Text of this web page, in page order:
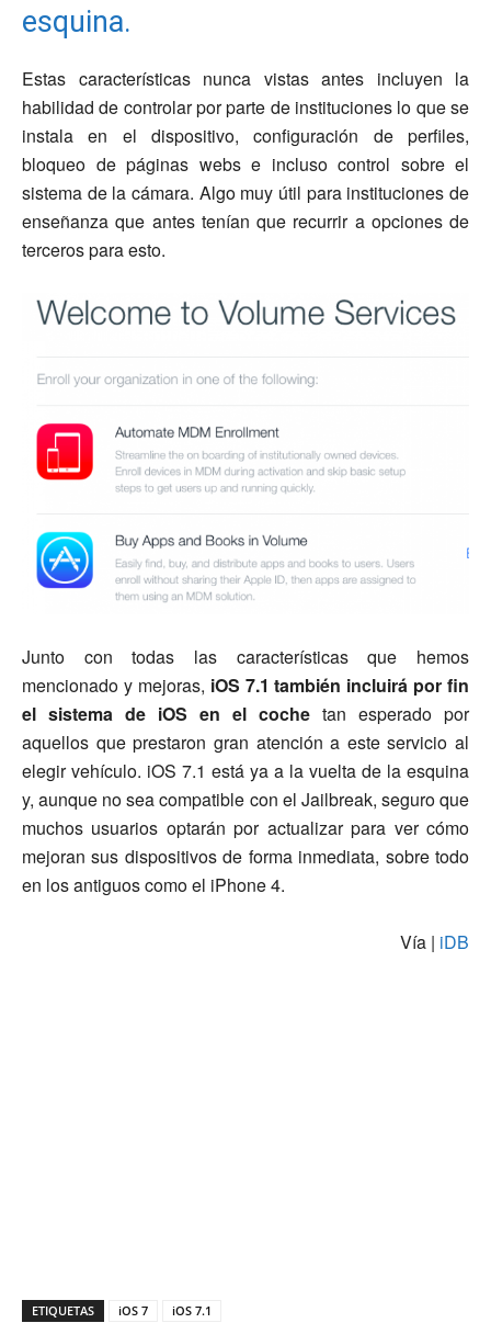
esquina.
Estas características nunca vistas antes incluyen la
habilidad de controlar por parte de instituciones lo que se
instala en el dispositivo, configuración de perfiles,
bloqueo de páginas webs e incluso control sobre el
sistema de la cámara. Algo muy útil para instituciones de
enseñanza que antes tenían que recurrir a opciones de
terceros para esto.
Junto con todas las características que hemos
mencionado y mejoras, iOS 7.1 también incluirá por fin
el sistema de iOS en el coche tan esperado por
aquellos que prestaron gran atención a este servicio al
elegir vehículo. iOS 7.1 está ya a la vuelta de la esquina
y, aunque no sea compatible con el Jailbreak, seguro que
muchos usuarios optarán por actualizar para ver cómo
mejoran sus dispositivos de forma inmediata, sobre todo
en los antiguos como el iPhone 4.
Vía | iDB
ETIQUETAS iOS 7 iOS 7.1